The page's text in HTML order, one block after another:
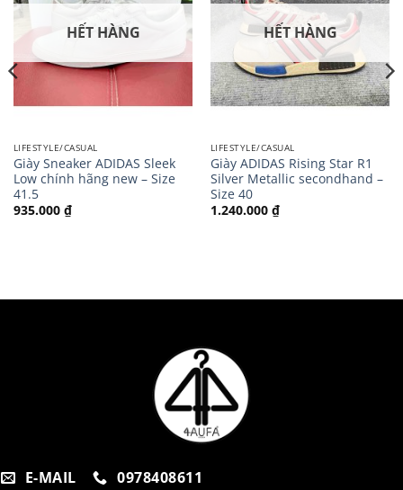
HẾT HÀNG
LIFESTYLE/CASUAL
Giày Sneaker ADIDAS Sleek
Low chính hãng new – Size
41.5
935.000 ₫
HẾT HÀNG
LIFESTYLE/CASUAL
Giày ADIDAS Rising Star R1
Silver Metallic secondhand –
Size 40
1.240.000 ₫
E-MAIL 0978408611